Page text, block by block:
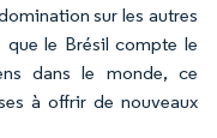
sur les autres
le Brésil compte le
dans le monde, ce
à offrir de nouveaux